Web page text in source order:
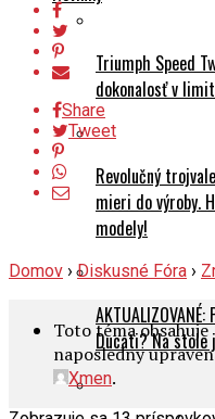
Triumph Speed
dokonalosť v
Revolučný
mieri do výroby.
modely!
Ducati? Na
Share
Tweet
Domov › Diskusné Fóra ›
Toto téma obsahuje
naposledny
Xmen.